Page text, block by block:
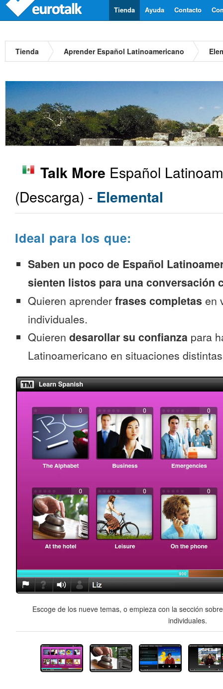
Contacto
Ayuda
Tienda
Tienda Aprender Español Latinoamericano
Talk More Español
(Descarga) - Elemental
Ideal para los que:
Saben un poco de Español
sienten listos para una conversación
Quieren aprender frases completas en
individuales.
Quieren desarollar su confianza para
Latinoamericano en situaciones
Escoge de los nueve temas, o empieza con la sección
individuales.